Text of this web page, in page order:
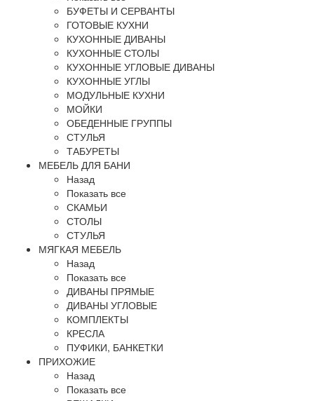
БУФЕТЫ И СЕРВАНТЫ
ГОТОВЫЕ КУХНИ
КУХОННЫЕ ДИВАНЫ
КУХОННЫЕ СТОЛЫ
КУХОННЫЕ УГЛОВЫЕ ДИВАНЫ
КУХОННЫЕ УГЛЫ
МОДУЛЬНЫЕ КУХНИ
МОЙКИ
ОБЕДЕННЫЕ ГРУППЫ
СТУЛЬЯ
ТАБУРЕТЫ
МЕБЕЛЬ ДЛЯ БАНИ
Назад
Показать все
СКАМЬИ
СТОЛЫ
СТУЛЬЯ
МЯГКАЯ МЕБЕЛЬ
Назад
Показать все
ДИВАНЫ ПРЯМЫЕ
ДИВАНЫ УГЛОВЫЕ
КОМПЛЕКТЫ
КРЕСЛА
ПУФИКИ, БАНКЕТКИ
ПРИХОЖИЕ
Назад
Показать все